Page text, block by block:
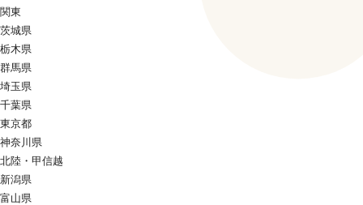
関東
茨城県
栃木県
群馬県
埼玉県
千葉県
東京都
神奈川県
北陸・甲信越
新潟県
富山県